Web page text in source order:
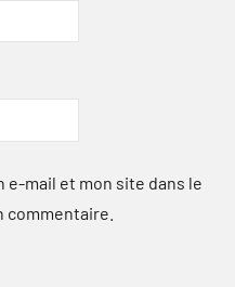
e-mail et mon site dans le
commentaire.